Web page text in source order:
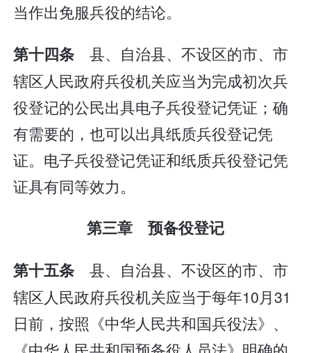
当作出免服兵役的结论。
第十四条县、自治县、不设区的市、市
辖区人民政府兵役机关应当为完成初次兵
役登记的公民出具电子兵役登记凭证；确
有需要的，也可以出具纸质兵役登记凭
证。电子兵役登记凭证和纸质兵役登记凭
证具有同等效力。
第三章 预备役登记
第十五条县、自治县、不设区的市、市
辖区人民政府兵役机关应当于每年10月31
日前，按照《中华人民共和国兵役法》、